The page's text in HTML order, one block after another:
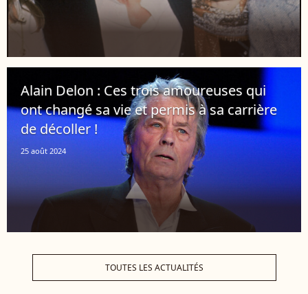
Alain Delon : Ces trois amoureuses qui
ont changé sa vie et permis à sa carrière
de décoller !
25 août 2024
TOUTES LES ACTUALITÉS